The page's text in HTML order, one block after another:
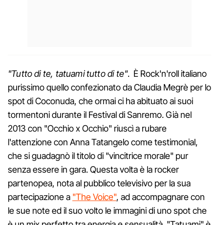
"Tutto di te, tatuami tutto di te". È Rock'n'roll italiano
purissimo quello confezionato da Claudia Megrè per lo
spot di Coconuda, che ormai ci ha abituato ai suoi
tormentoni durante il Festival di Sanremo. Già nel
2013 con "Occhio x Occhio" riuscì a rubare
l'attenzione con Anna Tatangelo come testimonial,
che si guadagnò il titolo di "vincitrice morale" pur
senza essere in gara. Questa volta è la rocker
partenopea, nota al pubblico televisivo per la sua
partecipazione a "The Voice", ad accompagnare con
le sue note ed il suo volto le immagini di uno spot che